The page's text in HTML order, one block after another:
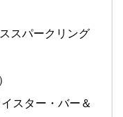
スパークリング
スター・バー＆